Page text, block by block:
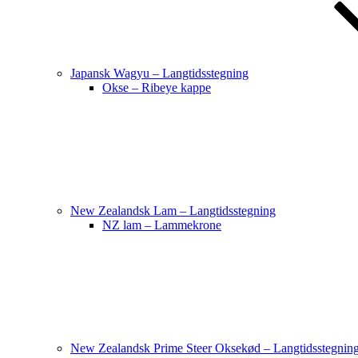
Japansk Wagyu – Langtidsstegning
Okse – Ribeye kappe
New Zealandsk Lam – Langtidsstegning
NZ lam – Lammekrone
New Zealandsk Prime Steer Oksekød –